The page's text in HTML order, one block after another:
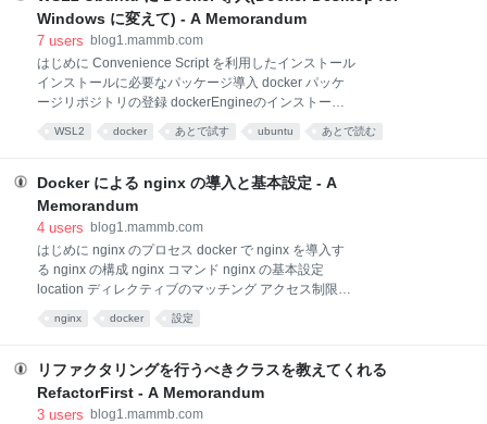
在のバージョンは v1.1.1 で比較的新しい Rust 製で早
い package.json の内容を読み、自動でバージョン切
ト毎に固定できる グローバルパッケージを安全に使う
ことができる インストール 他の Node バージョン管理
ツールを使っている場合は、あらかじめアン
Windows に変えて) - A Memorandum
7 users blog1.mammb.com
はじめに Convenience Script を利用したインストール
インストールに必要なパッケージ導入 docker パッケ
ージリポジトリの登録 dockerEngineのインストール
docker デーモンの起動 docker コンテナの実行 一般ユ
ーザで docker コマンドを利用する docker-compose
Docker Desktop for Windows の代替として、WSL2 上
の Ubuntu-20.04 に docker を導入する手順です。
short version は以下となります。 # 事前準備 $ sudo
dockerパッケージリポジトリ追加 $ curl -fsSL https://
WSL2 docker あとで試す ubuntu あとで読む
Docker による nginx の導入と基本設定 - A
Memorandum
4 users blog1.mammb.com
はじめに nginx のプロセス docker で nginx を導入す
る nginx の構成 nginx コマンド nginx の基本設定
location ディレクティブのマッチング アクセス制限を
行う はじめに Docker による nginx の導入と、nginx
の基本設定についての説明です。 nginx のプロセス
す。 ソケットで待ち受けた接続は、worker プロセス
に引き渡され、 accept と送受信といったネットワーク
I/O処理を行います。 master プロセスは root ユーザで
nginx docker 設定
リファクタリングを行うべきクラスを教えてくれる
RefactorFirst - A Memorandum
3 users blog1.mammb.com